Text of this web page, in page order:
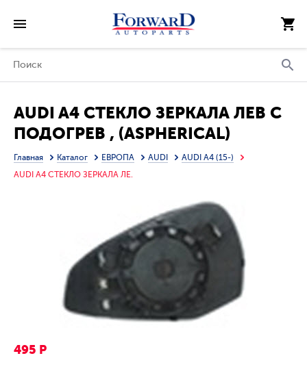
AUDI A4 СТЕКЛО ЗЕРКАЛА ЛЕВ С
ПОДОГРЕВ , (ASPHERICAL)
(ТАЙВАНЬ)
Главная Каталог ЕВРОПА AUDI
AUDI A4 (15-)
AUDI A4 СТЕКЛО ЗЕРКАЛА ЛЕ.
495 Р